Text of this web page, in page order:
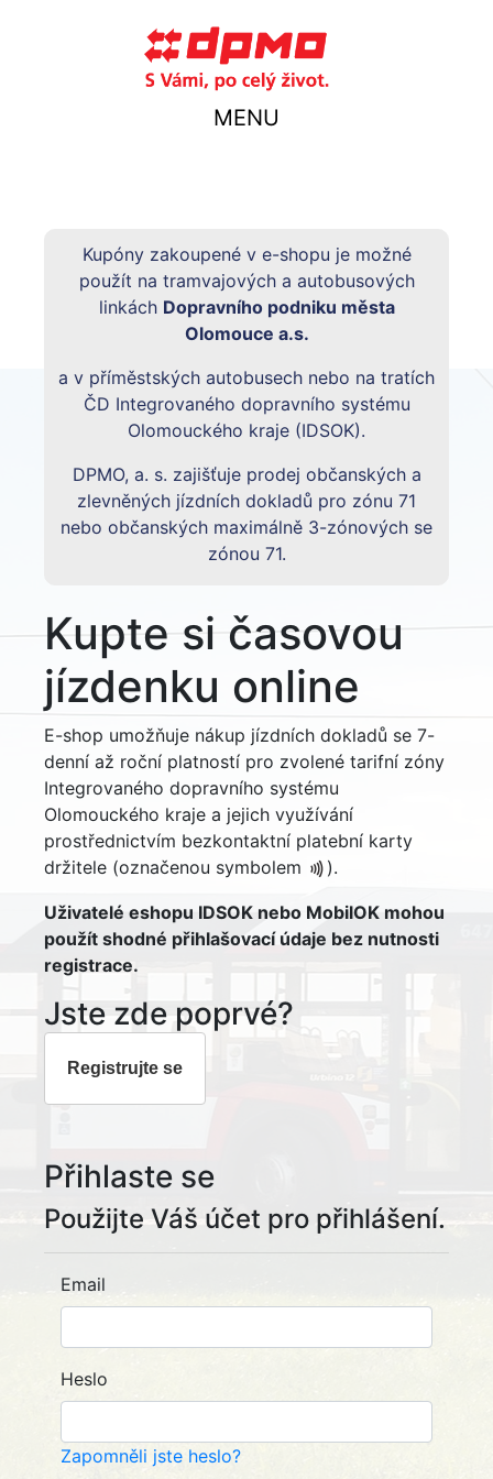
MENU
Kupóny zakoupené v e-shopu je možné
použít na tramvajových a autobusových
linkách Dopravního podniku města
Olomouce a.s.
a v příměstských autobusech nebo na tratích
ČD Integrovaného dopravního systému
Olomouckého kraje (IDSOK).
DPMO, a. s. zajišťuje prodej občanských a
zlevněných jízdních dokladů pro zónu 71
nebo občanských maximálně 3-zónových se
zónou 71.
Kupte si časovou
jízdenku online
E-shop umožňuje nákup jízdních dokladů se 7-
denní až roční platností pro zvolené tarifní zóny
Integrovaného dopravního systému
Olomouckého kraje a jejich využívání
prostřednictvím bezkontaktní platební karty
držitele (označenou symbolem
).
Uživatelé eshopu IDSOK nebo MobilOK mohou
použít shodné přihlašovací údaje bez nutnosti
registrace.
Jste zde poprvé?
Registrujte se
Přihlaste se
Použijte Váš účet pro přihlášení.
Email
Heslo
Zapomněli jste heslo?